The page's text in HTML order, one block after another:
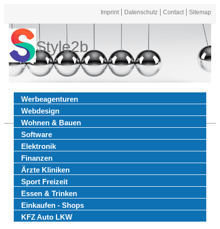
Imprint Datenschutz Contact Sitemap
Style2b
Werbeagenturen
Webdesign
Wohnen & Bauen
Software
Elektronik
Finanzen
Ärzte Kliniken
Sport Freizeit
Essen & Trinken
Einkaufen - Shops
KFZ Auto LKW